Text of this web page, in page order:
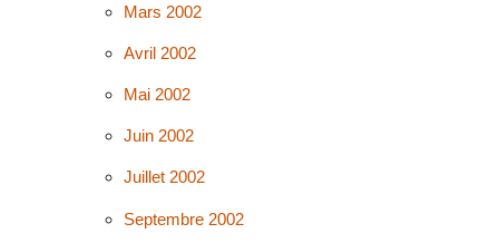
Mars 2002
Avril 2002
Mai 2002
Juin 2002
Juillet 2002
Septembre 2002